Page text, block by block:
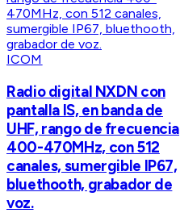
ICOM
Radio digital NXDN con
pantalla IS, en banda de
UHF, rango de frecuencia
400-470MHz, con 512
canales, sumergible IP67,
bluethooth, grabador de
voz.